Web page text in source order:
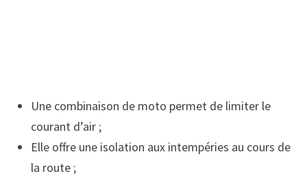
Une combinaison de moto permet de limiter le
courant d’air ;
Elle offre une isolation aux intempéries au cours de
la route ;